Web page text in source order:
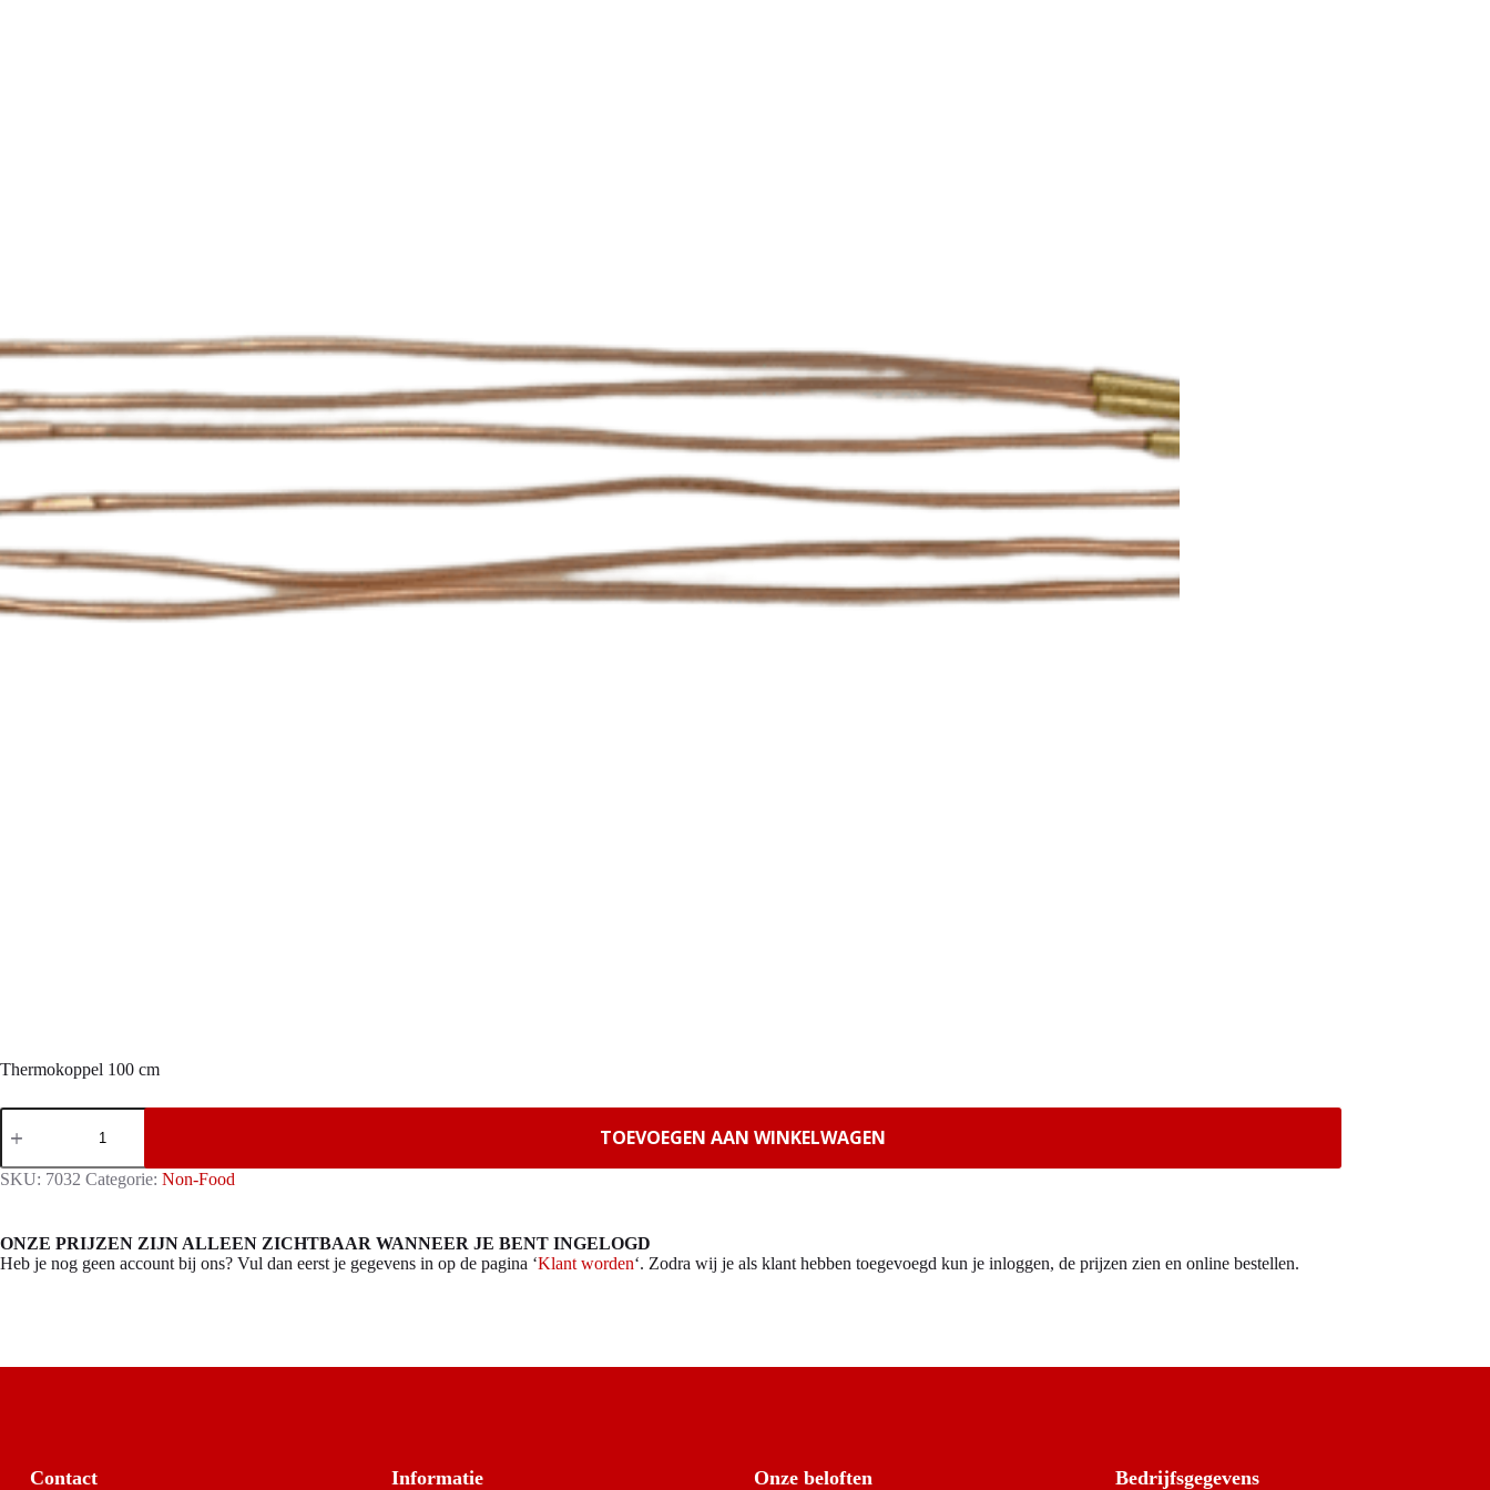
Thermokoppel 100 cm
Thermokoppel
100
aantal
TOEVOEGEN AAN WINKELWAGEN
SKU: 7032 Categorie: Non-Food
ONZE PRIJZEN ZIJN ALLEEN ZICHTBAAR WANNEER JE BENT INGELOGD
Heb je nog geen account bij ons? Vul dan eerst je gegevens in op de pagina ‘Klant worden‘. Zodra wij je als klant hebben toegevoegd kun je inloggen, de prijzen zien en online bestellen.
Contact Informatie Onze beloften Bedrijfsgegevens